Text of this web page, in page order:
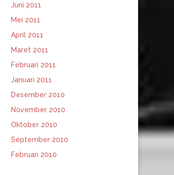
Juni 2011
Mei 2011
April 2011
Maret 2011
Februari 2011
Januari 2011
Desember 2010
November 2010
Oktober 2010
September 2010
Februari 2010